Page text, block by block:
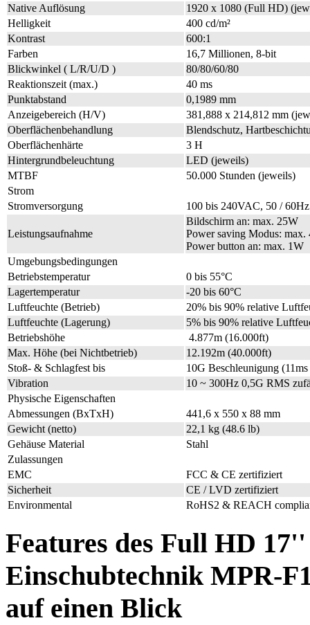
Native Auflösung
1920 x 1080 (Full HD)
Helligkeit
400 cd/m²
Kontrast
600:1
Farben
16,7 Millionen, 8-bit
Blickwinkel ( L/R/U/D )
80/80/60/80
Reaktionszeit (max.)
40 ms
Punktabstand
0,1989 mm
Anzeigebereich (H/V)
381,888 x 214,812 mm
Oberflächenbehandlung
Blendschutz,
Oberflächenhärte
3 H
Hintergrundbeleuchtung
LED (jeweils)
MTBF
50.000 Stunden (jeweils)
Strom
Stromversorgung
100 bis 240VAC, 50 /
Leistungsaufnahme
Bildschirm an: max. 25W
Power saving Modus: max.
Power button an: max. 1W
Umgebungsbedingungen
Betriebstemperatur
0 bis 55°C
Lagertemperatur
-20 bis 60°C
Luftfeuchte (Betrieb)
20% bis 90% relative
Luftfeuchte (Lagerung)
5% bis 90% relative
Betriebshöhe
4.877m (16.000ft)
Max. Höhe (bei Nichtbetrieb)
12.192m (40.000ft)
Stoß- & Schlagfest bis
10G Beschleunigung
Vibration
10 ~ 300Hz 0,5G RMS
Physische Eigenschaften
Abmessungen (BxTxH)
441,6 x 550 x 88 mm
Gewicht (netto)
22,1 kg (48.6 lb)
Gehäuse Material
Stahl
Zulassungen
EMC
FCC & CE zertifiziert
Sicherheit
CE / LVD zertifiziert
Environmental
RoHS2 & REACH
Features des Full HD
Einschubtechnik MPR-
auf einen Blick